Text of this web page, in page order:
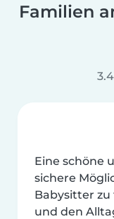
Familien
Eine schöne
sichere
Babysitter zu
und den